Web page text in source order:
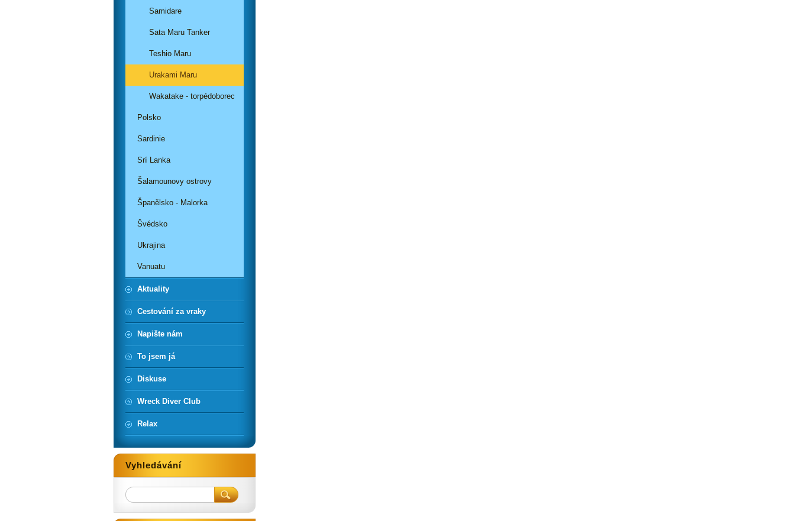
Samidare
Sata Maru Tanker
Teshio Maru
Urakami Maru
Wakatake - torpédoborec
Polsko
Sardinie
Srí Lanka
Šalamounovy ostrovy
Španělsko - Malorka
Švédsko
Ukrajina
Vanuatu
Aktuality
Cestování za vraky
Napište nám
To jsem já
Diskuse
Wreck Diver Club
Relax
Vyhledávání